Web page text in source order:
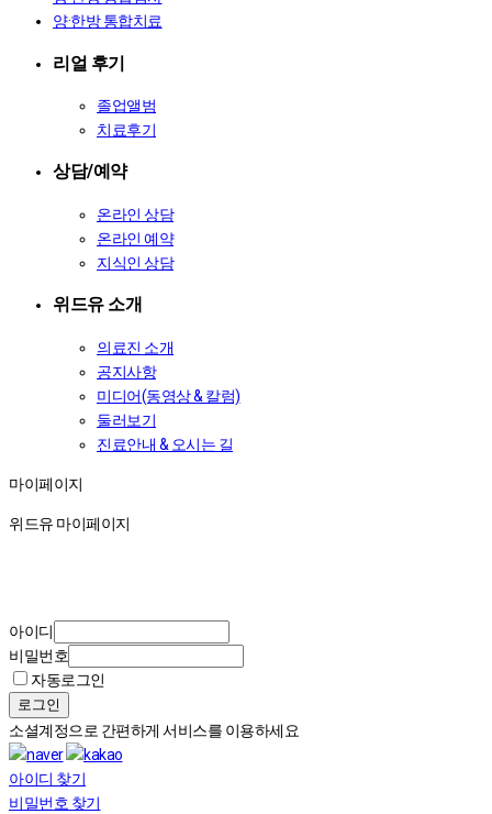
양·한방 통합치료
리얼 후기
졸업앨범
치료후기
상담/예약
온라인 상담
온라인 예약
지식인 상담
위드유 소개
의료진 소개
공지사항
미디어(동영상 & 칼럼)
둘러보기
진료안내 & 오시는 길
마이페이지
마이페이지
위드유 마이페이지
아이디
비밀번호
자동로그인
로그인
소셜계정으로 간편하게 서비스를 이용하세요
아이디 찾기
비밀번호 찾기